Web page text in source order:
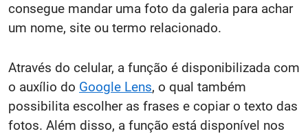
consegue mandar uma foto da galeria para achar
um nome, site ou termo relacionado.
Através do celular, a função é disponibilizada com
o auxílio do Google Lens, o qual também
possibilita escolher as frases e copiar o texto das
fotos. Além disso, a função está disponível nos